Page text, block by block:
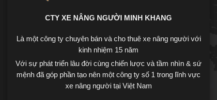
CTY XE NÂNG NGƯỜI MINH KHANG
Là một công ty chuyên bán và cho thuê xe nâng người với
kinh nhiệm 15 năm
Với sự phát triển lâu đời cùng chiến lược và tầm nhìn & sứ
mệnh đã góp phần tạo nên một công ty số 1 trong lĩnh vực
xe nâng người tại Việt Nam